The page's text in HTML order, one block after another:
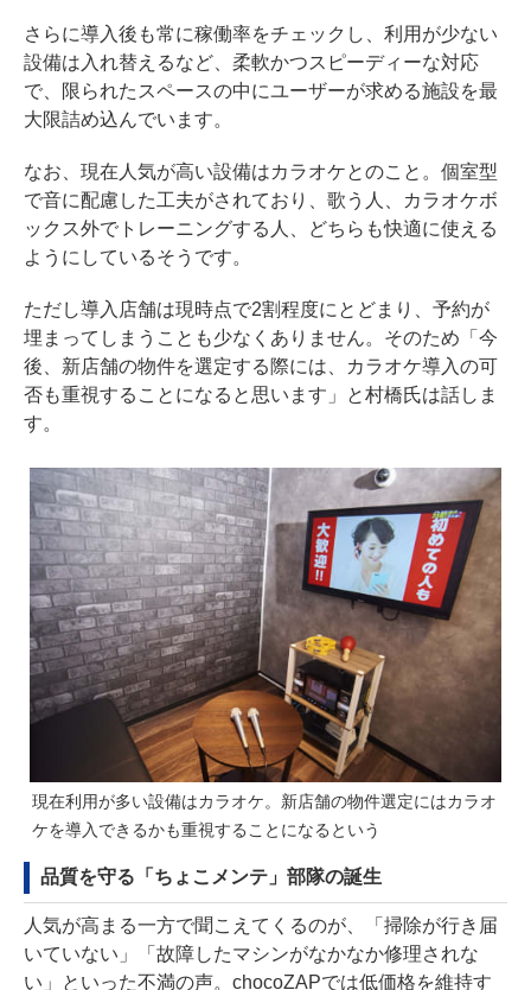
さらに導入後も常に稼働率をチェックし、利用が少ない
設備は入れ替えるなど、柔軟かつスピーディーな対応
で、限られたスペースの中にユーザーが求める施設を最
大限詰め込んでいます。
なお、現在人気が高い設備はカラオケとのこと。個室型
で音に配慮した工夫がされており、歌う人、カラオケボ
ックス外でトレーニングする人、どちらも快適に使える
ようにしているそうです。
ただし導入店舗は現時点で2割程度にとどまり、予約が
埋まってしまうことも少なくありません。そのため「今
後、新店舗の物件を選定する際には、カラオケ導入の可
否も重視することになると思います」と村橋氏は話しま
す。
現在利用が多い設備はカラオケ。新店舗の物件選定にはカラオ
ケを導入できるかも重視することになるという
品質を守る「ちょこメンテ」部隊の誕生
人気が高まる一方で聞こえてくるのが、「掃除が行き届
いていない」「故障したマシンがなかなか修理されな
い」といった不満の声。chocoZAPでは低価格を維持す